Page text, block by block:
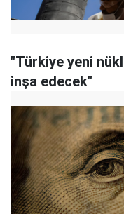
"Türkiye yeni
inşa edecek"